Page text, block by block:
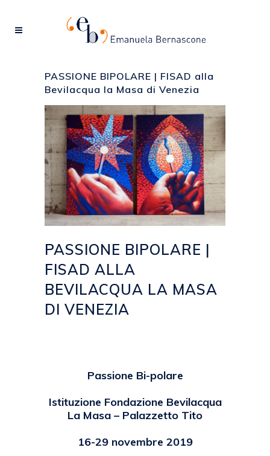
PASSIONE BIPOLARE | FISAD alla
Bevilacqua la Masa di Venezia
PASSIONE BIPOLARE |
FISAD ALLA
BEVILACQUA LA MASA
DI VENEZIA
Passione Bi-polare
Istituzione Fondazione Bevilacqua
La Masa – Palazzetto Tito
16-29 novembre 2019